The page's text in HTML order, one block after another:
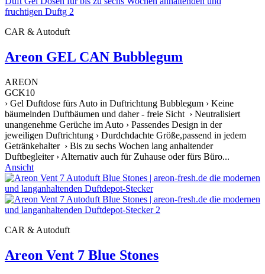
CAR & Autoduft
Areon GEL CAN Bubblegum
AREON
GCK10
› Gel Duftdose fürs Auto in Duftrichtung Bubblegum › Keine
bäumelnden Duftbäumen und daher - freie Sicht › Neutralisiert
unangenehme Gerüche im Auto › Passendes Design in der
jeweiligen Duftrichtung › Durdchdachte Größe,passend in jedem
Getränkehalter › Bis zu sechs Wochen lang anhaltender
Duftbegleiter › Alternativ auch für Zuhause oder fürs Büro...
Ansicht
CAR & Autoduft
Areon Vent 7 Blue Stones